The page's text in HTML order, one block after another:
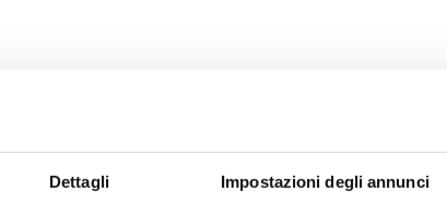
Dettagli Impostazioni degli annunci